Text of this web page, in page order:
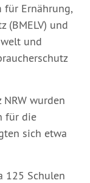
für Ernährung,
(BMELV) und
und
wurden
für die
sich etwa
125 Schulen